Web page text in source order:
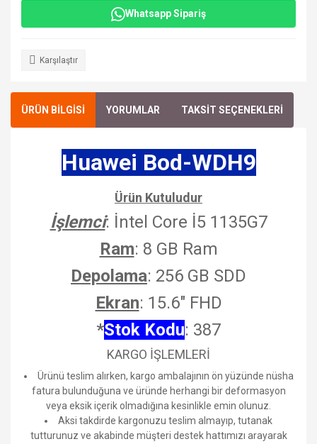
Whatsapp Sipariş
Karşılaştır
ÜRÜN BİLGİSİ YORUMLAR TAKSİT SEÇENEKLERİ
Huawei Bod-WDH9
Ürün Kutuludur
İşlemci: İntel Core İ5 1135G7
Ram: 8 GB Ram
Depolama: 256 GB SDD
Ekran: 15.6" FHD
*Stok Kodu: 387
KARGO İŞLEMLERİ
Ürünü teslim alırken, kargo ambalajının ön yüzünde nüsha
fatura bulunduğuna ve üründe herhangi bir deformasyon
veya eksik içerik olmadığına kesinlikle emin olunuz.
Aksi takdirde kargonuzu teslim almayıp, tutanak
tutturunuz ve akabinde müşteri destek hattımızı arayarak